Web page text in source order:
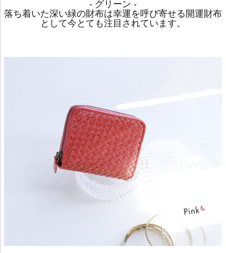
- グリーン -
落ち着いた深い緑の財布は幸運を呼び寄せる開運財布
として今とても注目されています。